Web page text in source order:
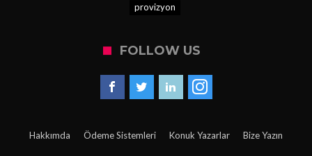
provizyon
FOLLOW US
Hakkımda Ödeme Sistemleri Konuk Yazarlar Bize Yazın